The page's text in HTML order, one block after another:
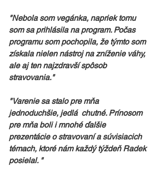
"Nebola som vegánka, napriek tomu
som sa prihlásila na program. Počas
programu som pochopila, že týmto som
získala nielen nástroj na zníženie váhy,
ale aj ten najzdravší spôsob
stravovania."
"Varenie sa stalo pre mňa
jednoduchšie, jedlá  chutné. Prínosom
pre mňa boli i mnohé ďalšie
prezentácie o stravovaní a súvisiacich
témach, ktoré nám každý týždeň Radek
posielal. "